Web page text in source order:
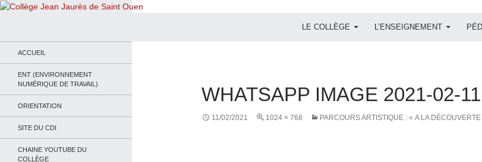
LE COLLÈGE L’ENSEIGNEMENT
WHATSAPP IMAGE 2021-02-
11/02/2021 1024 × 768 PARCOURS ARTISTIQUE : « A LA
ACCUEIL
ENT (ENVIRONNEMENT
NUMÉRIQUE DE TRAVAIL)
ORIENTATION
SITE DU CDI
CHAINE YOUTUBE DU
COLLÈGE